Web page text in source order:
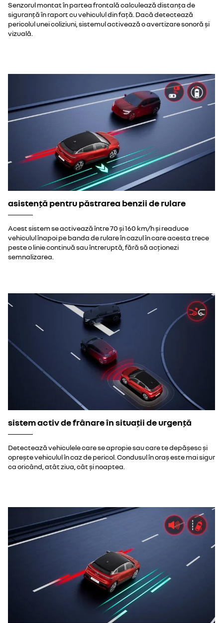
Senzorul montat în partea frontală calculează distanța de
siguranță în raport cu vehiculul din față. Dacă detectează
pericolul unei coliziuni, sistemul activează o avertizare sonoră și
vizuală.
asistență pentru păstrarea benzii de rulare
Acest sistem se activează între 70 și 160 km/h și readuce
vehiculul înapoi pe banda de rulare în cazul în care acesta trece
peste o linie continuă sau întreruptă, fără să acționezi
semnalizarea.
sistem activ de frânare în situații de urgență
Detectează vehiculele care se apropie sau care te depășesc și
oprește vehiculul în caz de pericol. Condusul în oraș este mai sigur
ca oricând, atât ziua, cât și noaptea.